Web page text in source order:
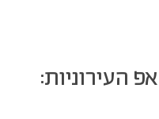
העירוניות: